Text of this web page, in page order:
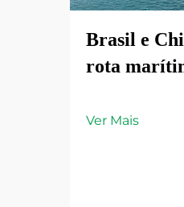
Brasil e
rota
Ver Mais